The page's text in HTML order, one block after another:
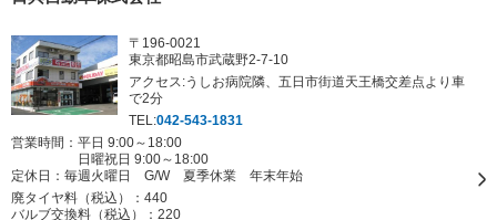
〒196-0021
東京都昭島市武蔵野2-7-10
アクセス:うしお病院隣、五日市街道天王橋交差点より車
で2分
TEL:042-543-1831
営業時間：平日 9:00～18:00
日曜祝日 9:00～18:00
定休日： 毎週火曜日 G/W 夏季休業 年末年始
廃タイヤ料（税込）： 440
バルブ交換料（税込）： 220